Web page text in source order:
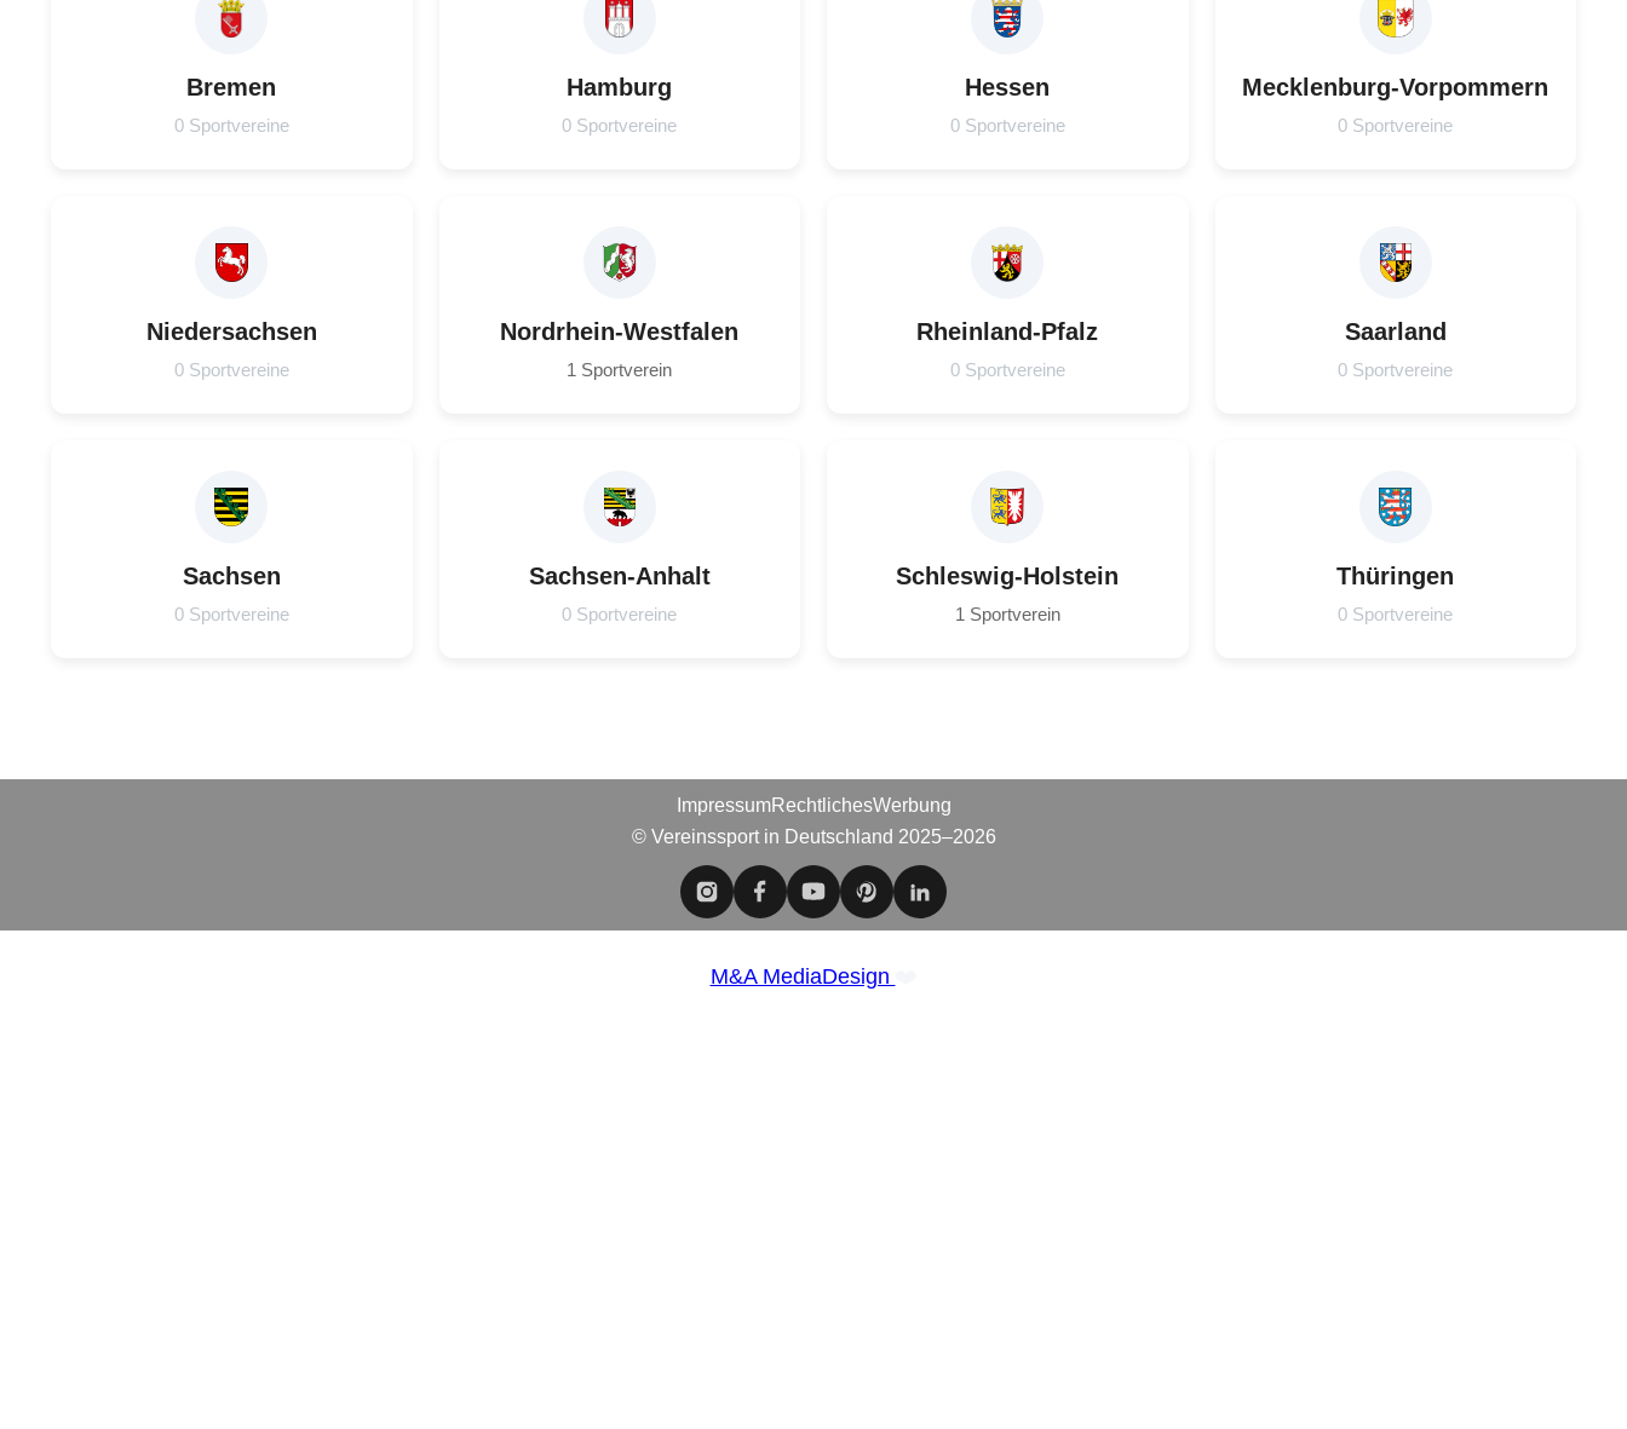
Bremen
0 Sportvereine
Hamburg
0 Sportvereine
Hessen
0 Sportvereine
Mecklenburg-Vorpommern
0 Sportvereine
Niedersachsen
0 Sportvereine
Nordrhein-Westfalen
1 Sportverein
Rheinland-Pfalz
0 Sportvereine
Saarland
0 Sportvereine
Sachsen
0 Sportvereine
Sachsen-Anhalt
0 Sportvereine
Schleswig-Holstein
1 Sportverein
Thüringen
0 Sportvereine
ImpressumRechtlichesWerbung
© Vereinssport in Deutschland 2025–2026
M&A MediaDesign